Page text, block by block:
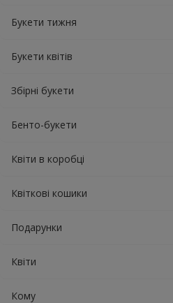
Букети тижня
Букети квітів
Збірні букети
Бенто-букети
Квіти в коробці
Квіткові кошики
Подарунки
Квіти
Кому